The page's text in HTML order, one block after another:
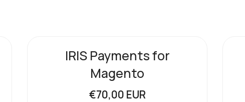
IRIS Payments for
Magento
€70,00 EUR